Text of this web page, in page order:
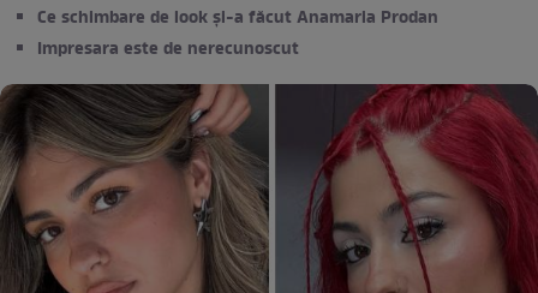
Ce schimbare de look și-a făcut Anamaria Prodan
Impresara este de nerecunoscut